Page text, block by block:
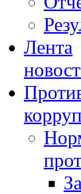
Лента